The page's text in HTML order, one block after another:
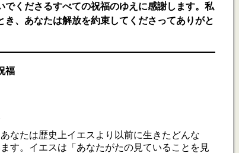
でくださるすべての祝福のゆえに感謝します。私
き、あなたは解放を約束してくださってありがと
福
なたは歴史上イエスより以前に生きたどんな
す。イエスは「あなたがたの見ていることを見